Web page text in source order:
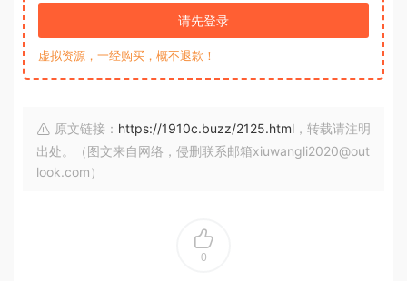
请先登录
虚拟资源，一经购买，概不退款！
原文链接： https://1910c.buzz/2125.html ，转载请注明
出处。（图文来自网络，侵删联系邮箱xiuwangli2020@out
look.com）
0